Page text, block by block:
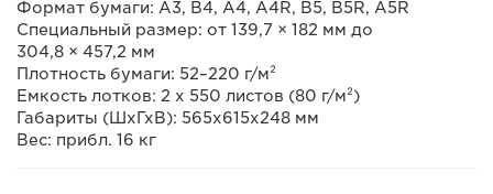
Формат бумаги: A3, B4, A4, A4R, B5, B5R, A5R
Специальный размер: от 139,7 × 182 мм до
304,8 × 457,2 мм
Плотность бумаги: 52–220 г/м²
Емкость лотков: 2 x 550 листов (80 г/м²)
Габариты (ШхГхВ): 565x615x248 мм
Вес: прибл. 16 кг